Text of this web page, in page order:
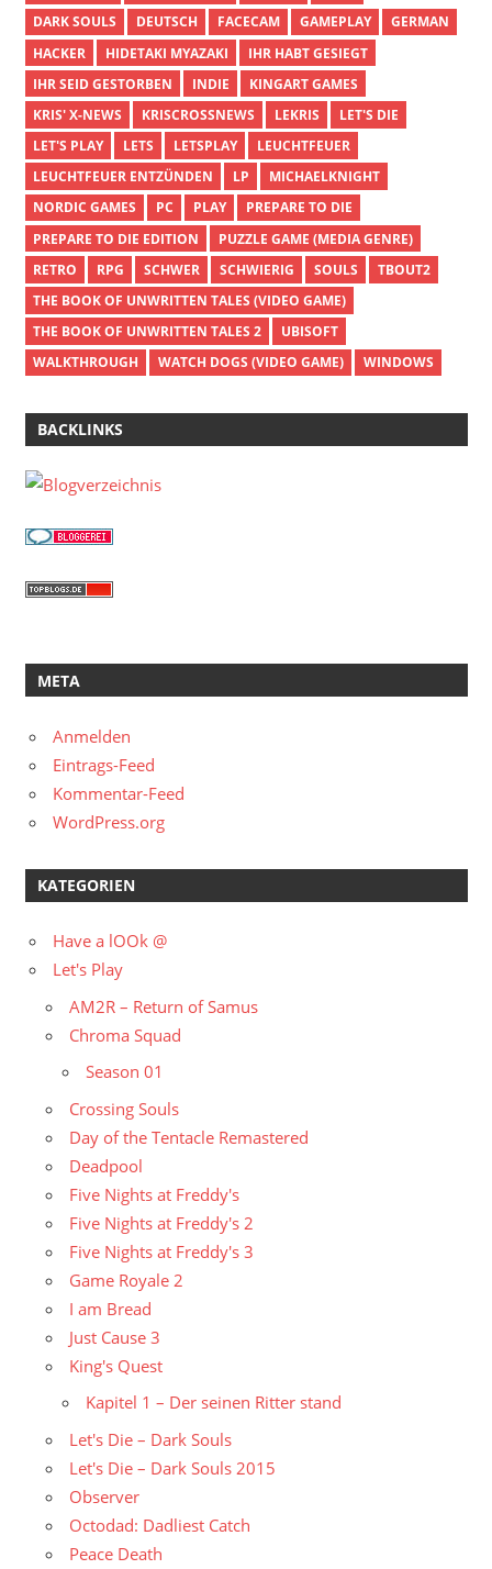
DARK SOULS
DEUTSCH FACECAM GAMEPLAY
GERMAN
HACKER
HIDETAKI MYAZAKI
IHR HABT GESIEGT
IHR SEID GESTORBEN
INDIE
KINGART GAMES
KRIS' X-NEWS
KRISCROSSNEWS LEKRIS
LET'S DIE
LET'S PLAY
LETS LETSPLAY
LEUCHTFEUER
LEUCHTFEUER ENTZÜNDEN
LP
MICHAELKNIGHT
NORDIC GAMES
PC PLAY
PREPARE TO DIE
PREPARE TO DIE EDITION
PUZZLE GAME (MEDIA GENRE)
RETRO
RPG SCHWER SCHWIERIG SOULS
TBOUT2
THE BOOK OF UNWRITTEN TALES (VIDEO GAME)
THE BOOK OF UNWRITTEN TALES 2
UBISOFT
WALKTHROUGH
WATCH DOGS (VIDEO GAME) WINDOWS
BACKLINKS
META
Anmelden
Eintrags-Feed
Kommentar-Feed
WordPress.org
KATEGORIEN
Have a lOOk @
Let's Play
AM2R – Return of Samus
Chroma Squad
Season 01
Crossing Souls
Day of the Tentacle Remastered
Deadpool
Five Nights at Freddy's
Five Nights at Freddy's 2
Five Nights at Freddy's 3
Game Royale 2
I am Bread
Just Cause 3
King's Quest
Kapitel 1 – Der seinen Ritter stand
Let's Die – Dark Souls
Let's Die – Dark Souls 2015
Observer
Octodad: Dadliest Catch
Peace Death